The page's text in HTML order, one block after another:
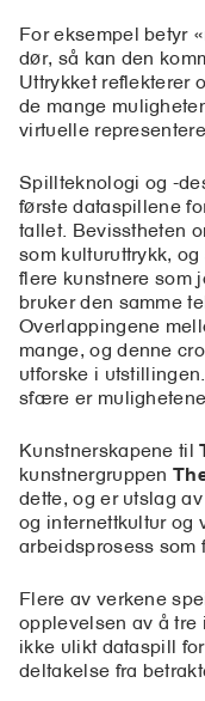
For eksempel betyr
dør, så kan den
Uttrykket reflekterer
de mange
virtuelle
Spillteknologi og -
første dataspillene
tallet. Bevisstheten
som kulturuttrykk,
flere kunstnere som
bruker den samme
Overlappingene
mange, og denne
utforske i
sfære er
Kunstnerskapene til
kunstnergruppen
dette, og er utslag
og internettkultur og
arbeidsprosess som
Flere av verkene
opplevelsen av å
ikke ulikt dataspill
deltakelse fra